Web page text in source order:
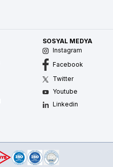
SOSYAL MEDYA
Instagram
Facebook
Twitter
Youtube
Linkedin